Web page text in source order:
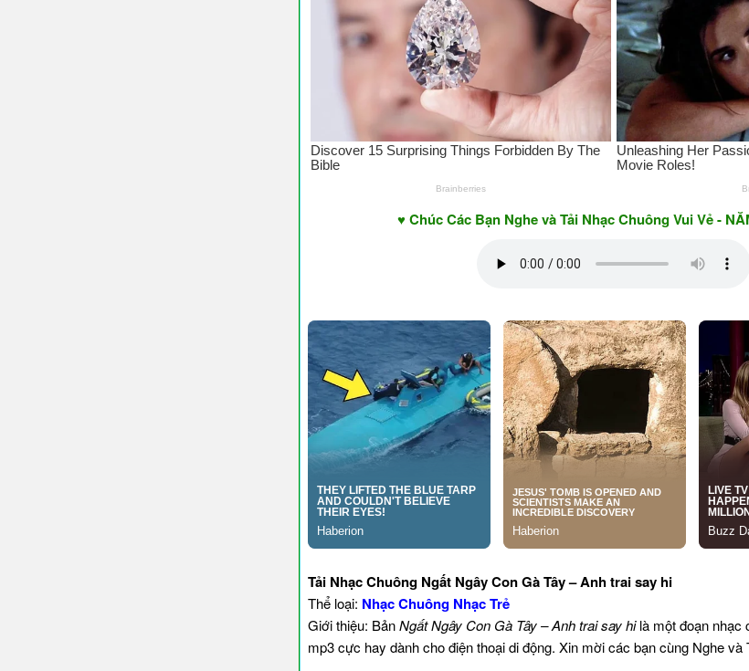
♥ Chúc Các Bạn Nghe và Tải Nhạc Chuông Vui Vẻ - NĂM MỚI
Tải Nhạc Chuông Ngất Ngây Con Gà Tây – Anh trai say hi
Thể loại: Nhạc Chuông Nhạc Trẻ
Giới thiệu: BảnNgất Ngây Con Gà Tây – Anh trai say hilà một đoạn nhạc
mp3 cực hay dành cho điện thoại di động. Xin mời các bạn cùng Nghe và